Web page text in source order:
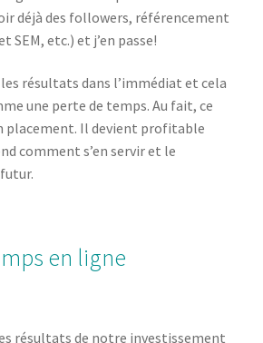
déjà des followers, référencement
SEM, etc.) et j’en passe!
résultats dans l’immédiat et cela
une perte de temps. Au fait, ce
placement. Il devient profitable
comment s’en servir et le
en ligne
résultats de notre investissement